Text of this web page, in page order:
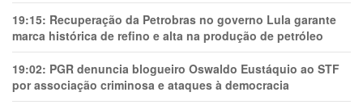
19:15: Recuperação da Petrobras no governo Lula garante
marca histórica de refino e alta na produção de petróleo
19:02: PGR denuncia blogueiro Oswaldo Eustáquio ao STF
por associação criminosa e ataques à democracia